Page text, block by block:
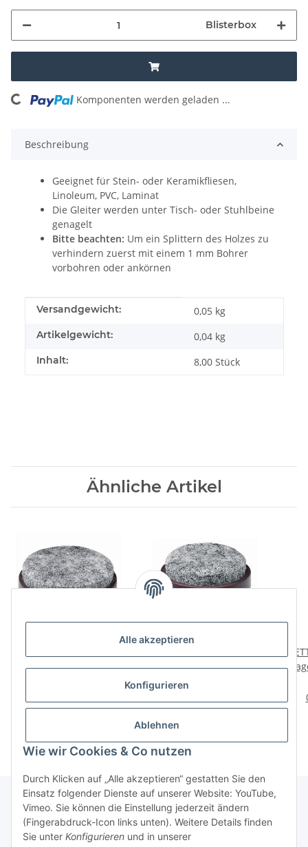
Alle akzeptieren
Konfigurieren
Ablehnen
Wie wir Cookies & Co nutzen
Durch Klicken auf „Alle akzeptieren“ gestatten Sie den
Einsatz folgender Dienste auf unserer Website: YouTube,
Vimeo. Sie können die Einstellung jederzeit ändern
(Fingerabdruck-Icon links unten). Weitere Details finden
Sie unter Konfigurieren und in unserer
Blisterbox
Loading... Komponenten werden geladen ...
Beschreibung
Geeignet für Stein- oder Keramikfliesen,
Linoleum, PVC, Laminat
Die Gleiter werden unter Tisch- oder Stuhlbeine
genagelt
Bitte beachten: Um ein Splittern des Holzes zu
verhindern zuerst mit einem 1 mm Bohrer
vorbohren oder ankörnen
Produkteigenschaft
Wert
Versandgewicht: 0,05 kg
Artikelgewicht: 0,04 kg
Inhalt: 8,00 Stück
Ähnliche Artikel
Filzgleiter, Ø 30mm,
Stift, Ø 24mm, rund,
braun, 24 Stück
6,49 €
Über uns